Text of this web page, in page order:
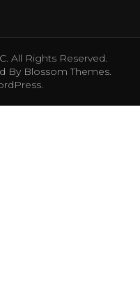
. All Rights Reserved.
ByBlossom Themes.